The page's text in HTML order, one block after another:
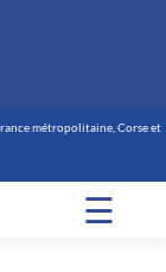
métropolitaine, Corse et
☰